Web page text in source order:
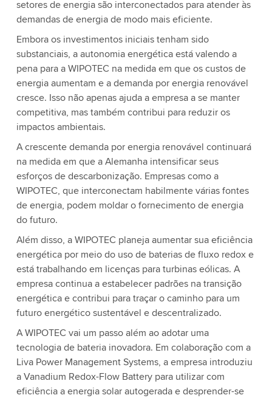
setores de energia são interconectados para atender às
demandas de energia de modo mais eficiente.
Embora os investimentos iniciais tenham sido
substanciais, a autonomia energética está valendo a
pena para a WIPOTEC na medida em que os custos de
energia aumentam e a demanda por energia renovável
cresce. Isso não apenas ajuda a empresa a se manter
competitiva, mas também contribui para reduzir os
impactos ambientais.
A crescente demanda por energia renovável continuará
na medida em que a Alemanha intensificar seus
esforços de descarbonização. Empresas como a
WIPOTEC, que interconectam habilmente várias fontes
de energia, podem moldar o fornecimento de energia
do futuro.
Além disso, a WIPOTEC planeja aumentar sua eficiência
energética por meio do uso de baterias de fluxo redox e
está trabalhando em licenças para turbinas eólicas. A
empresa continua a estabelecer padrões na transição
energética e contribui para traçar o caminho para um
futuro energético sustentável e descentralizado.
A WIPOTEC vai um passo além ao adotar uma
tecnologia de bateria inovadora. Em colaboração com a
Liva Power Management Systems, a empresa introduziu
a Vanadium Redox-Flow Battery para utilizar com
eficiência a energia solar autogerada e desprender-se